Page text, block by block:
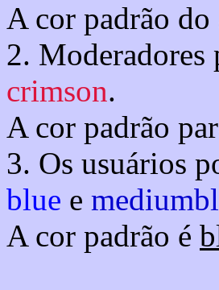
A cor padrão
2. Moderadores
crimson.
A cor padrão
3. Os usuários
blue e
A cor padrão é